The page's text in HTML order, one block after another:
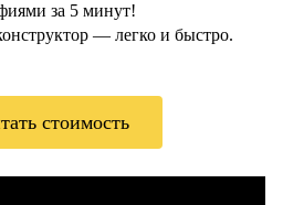
за 5 минут!
— легко и быстро.
стоимость